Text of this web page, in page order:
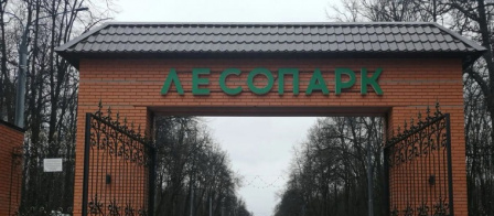
Перейти к основному содержанию